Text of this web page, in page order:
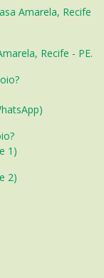
Amarela, Recife
Recife - PE.
1)
2)